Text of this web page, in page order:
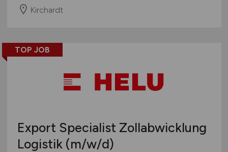
Kirchardt
TOP JOB
Export Specialist Zollabwicklung
Logistik (m/w/d)